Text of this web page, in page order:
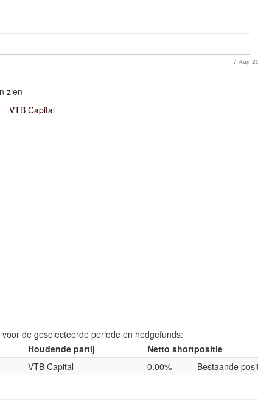
7 Aug
zien
VTB Capital
de geselecteerde periode en hedgefunds:
Houdende partij
Netto shortpositie
VTB Capital 0.00% Bestaande